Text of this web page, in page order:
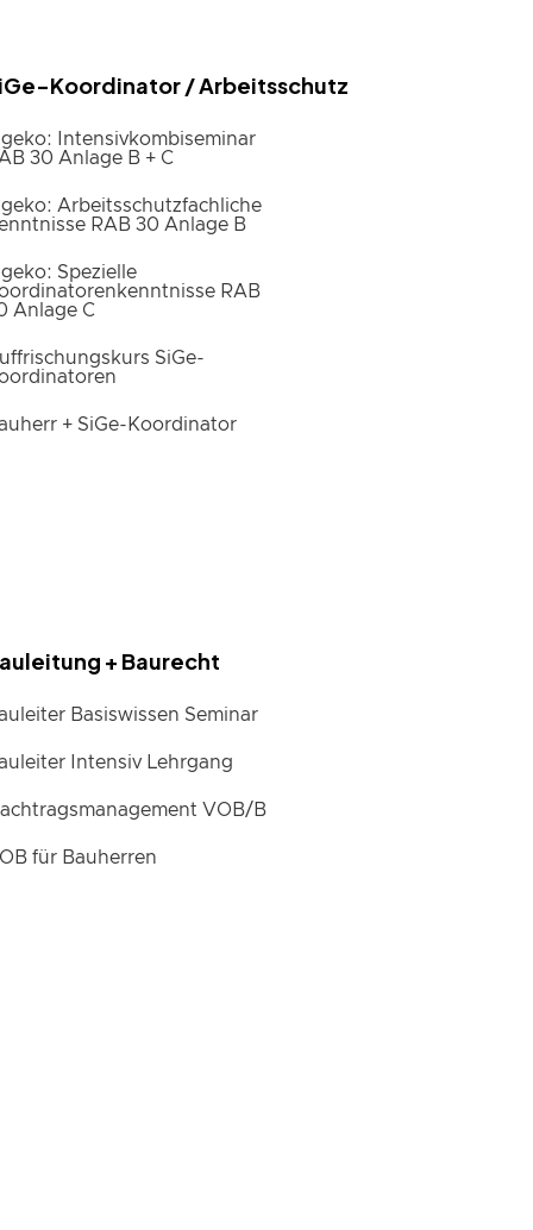
Koordinator / Arbeitsschutz
Intensivkombiseminar
30 Anlage B + C
Arbeitsschutzfachliche
RAB 30 Anlage B
Spezielle
RAB
Anlage C
SiGe-
+ SiGe-Koordinator
+ Baurecht
Basiswissen Seminar
Intensiv Lehrgang
VOB/B
für Bauherren